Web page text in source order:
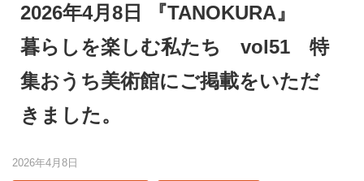
2026年4月8日 『TANOKURA』
暮らしを楽しむ私たち vol51 特
集おうち美術館にご掲載をいただ
きました。
2026年4月8日